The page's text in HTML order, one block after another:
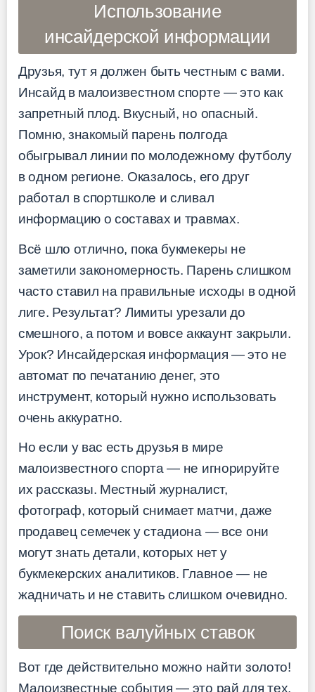
Использование
инсайдерской информации
Друзья, тут я должен быть честным с вами.
Инсайд в малоизвестном спорте — это как
запретный плод. Вкусный, но опасный.
Помню, знакомый парень полгода
обыгрывал линии по молодежному футболу
в одном регионе. Оказалось, его друг
работал в спортшколе и сливал
информацию о составах и травмах.
Всё шло отлично, пока букмекеры не
заметили закономерность. Парень слишком
часто ставил на правильные исходы в одной
лиге. Результат? Лимиты урезали до
смешного, а потом и вовсе аккаунт закрыли.
Урок? Инсайдерская информация — это не
автомат по печатанию денег, это
инструмент, который нужно использовать
очень аккуратно.
Но если у вас есть друзья в мире
малоизвестного спорта — не игнорируйте
их рассказы. Местный журналист,
фотограф, который снимает матчи, даже
продавец семечек у стадиона — все они
могут знать детали, которых нет у
букмекерских аналитиков. Главное — не
жадничать и не ставить слишком очевидно.
Поиск валуйных ставок
Вот где действительно можно найти золото!
Малоизвестные события — это рай для тех,